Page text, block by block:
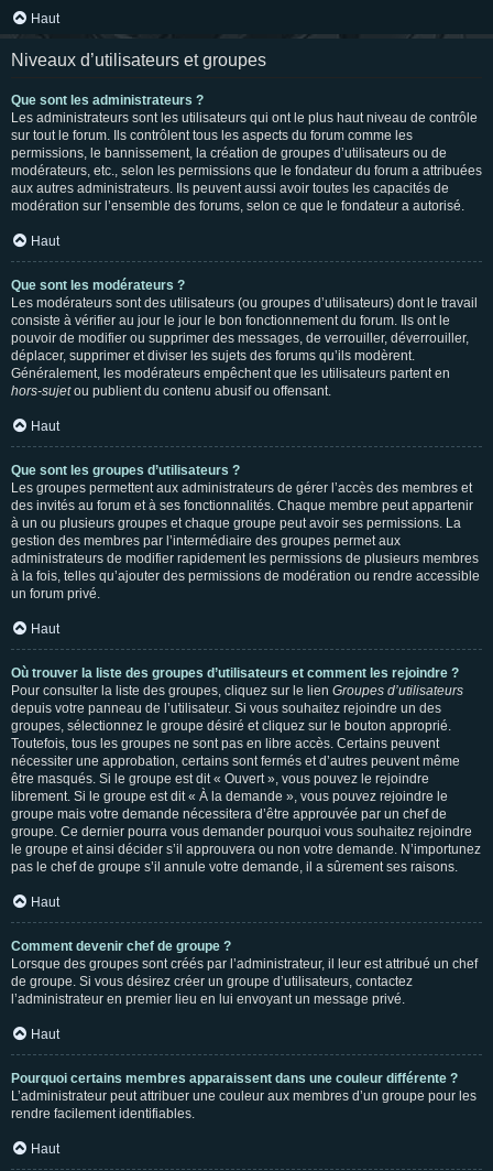
Haut
Niveaux d’utilisateurs et groupes
Que sont les administrateurs ?
Les administrateurs sont les utilisateurs qui ont le plus haut niveau de contrôle
sur tout le forum. Ils contrôlent tous les aspects du forum comme les
permissions, le bannissement, la création de groupes d’utilisateurs ou de
modérateurs, etc., selon les permissions que le fondateur du forum a attribuées
aux autres administrateurs. Ils peuvent aussi avoir toutes les capacités de
modération sur l’ensemble des forums, selon ce que le fondateur a autorisé.
Haut
Que sont les modérateurs ?
Les modérateurs sont des utilisateurs (ou groupes d’utilisateurs) dont le travail
consiste à vérifier au jour le jour le bon fonctionnement du forum. Ils ont le
pouvoir de modifier ou supprimer des messages, de verrouiller, déverrouiller,
déplacer, supprimer et diviser les sujets des forums qu’ils modèrent.
Généralement, les modérateurs empêchent que les utilisateurs partent en
hors-sujetou publient du contenu abusif ou offensant.
Haut
Que sont les groupes d’utilisateurs ?
Les groupes permettent aux administrateurs de gérer l’accès des membres et
des invités au forum et à ses fonctionnalités. Chaque membre peut appartenir
à un ou plusieurs groupes et chaque groupe peut avoir ses permissions. La
gestion des membres par l’intermédiaire des groupes permet aux
administrateurs de modifier rapidement les permissions de plusieurs membres
à la fois, telles qu’ajouter des permissions de modération ou rendre accessible
un forum privé.
Haut
Où trouver la liste des groupes d’utilisateurs et comment les rejoindre ?
Pour consulter la liste des groupes, cliquez sur le lien Groupes d’utilisateurs
depuis votre panneau de l’utilisateur. Si vous souhaitez rejoindre un des
groupes, sélectionnez le groupe désiré et cliquez sur le bouton approprié.
Toutefois, tous les groupes ne sont pas en libre accès. Certains peuvent
nécessiter une approbation, certains sont fermés et d’autres peuvent même
être masqués. Si le groupe est dit « Ouvert », vous pouvez le rejoindre
librement. Si le groupe est dit « À la demande », vous pouvez rejoindre le
groupe mais votre demande nécessitera d’être approuvée par un chef de
groupe. Ce dernier pourra vous demander pourquoi vous souhaitez rejoindre
le groupe et ainsi décider s’il approuvera ou non votre demande. N’importunez
pas le chef de groupe s’il annule votre demande, il a sûrement ses raisons.
Haut
Comment devenir chef de groupe ?
Lorsque des groupes sont créés par l’administrateur, il leur est attribué un chef
de groupe. Si vous désirez créer un groupe d’utilisateurs, contactez
l’administrateur en premier lieu en lui envoyant un message privé.
Haut
Pourquoi certains membres apparaissent dans une couleur différente ?
L’administrateur peut attribuer une couleur aux membres d’un groupe pour les
rendre facilement identifiables.
Haut